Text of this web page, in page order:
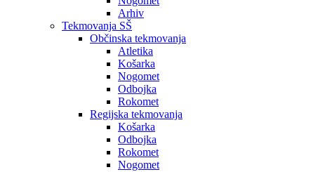
Arhiv
Tekmovanja SŠ
Občinska tekmovanja
Atletika
Košarka
Nogomet
Odbojka
Rokomet
Regijska tekmovanja
Košarka
Odbojka
Rokomet
Nogomet